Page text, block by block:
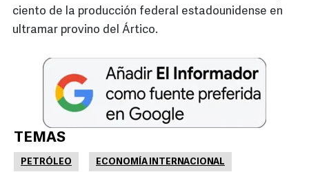
ciento de la producción federal estadounidense en
ultramar provino del Ártico.
TEMAS
PETRÓLEO ECONOMÍA INTERNACIONAL